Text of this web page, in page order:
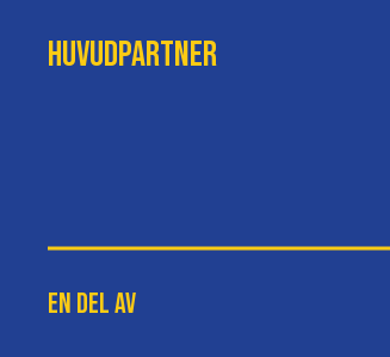
Huvudpartner
En del av